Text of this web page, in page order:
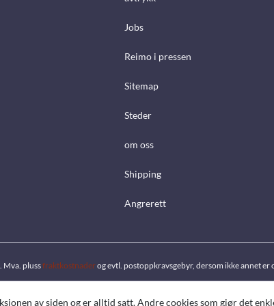
Jobs
Reimo i pressen
Sitemap
Steder
om oss
Shipping
Angrerett
Mva. plussfraktkostnaderog evtl. postoppkravsgebyr, dersom ikke annet er
av siden og er alltid satt. Andre cookies som gjør det